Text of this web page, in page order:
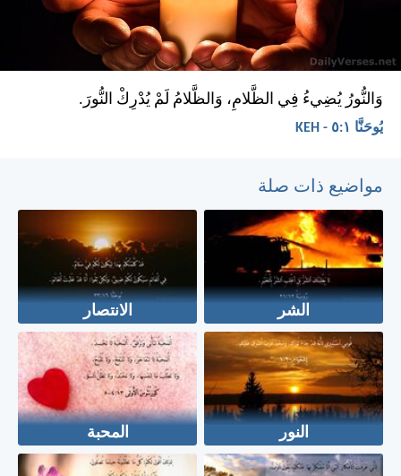
وَالنُّورُ يُضِيءُ فِي الظَّلامِ، وَالظَّلامُ لَمْ يُدْرِكْ النُّورَ.
يُوحَنَّا ١:‏٥ - KEH
مواضيع ذات صلة
الشر الانتصار
النور المحبة